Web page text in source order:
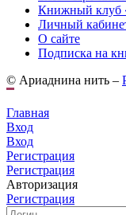
Книжный клуб
Личный
О сайте
Подписка на
© Ариаднина нить –
Главная
Вход
Вход
Регистрация
Регистрация
Авторизация
Регистрация